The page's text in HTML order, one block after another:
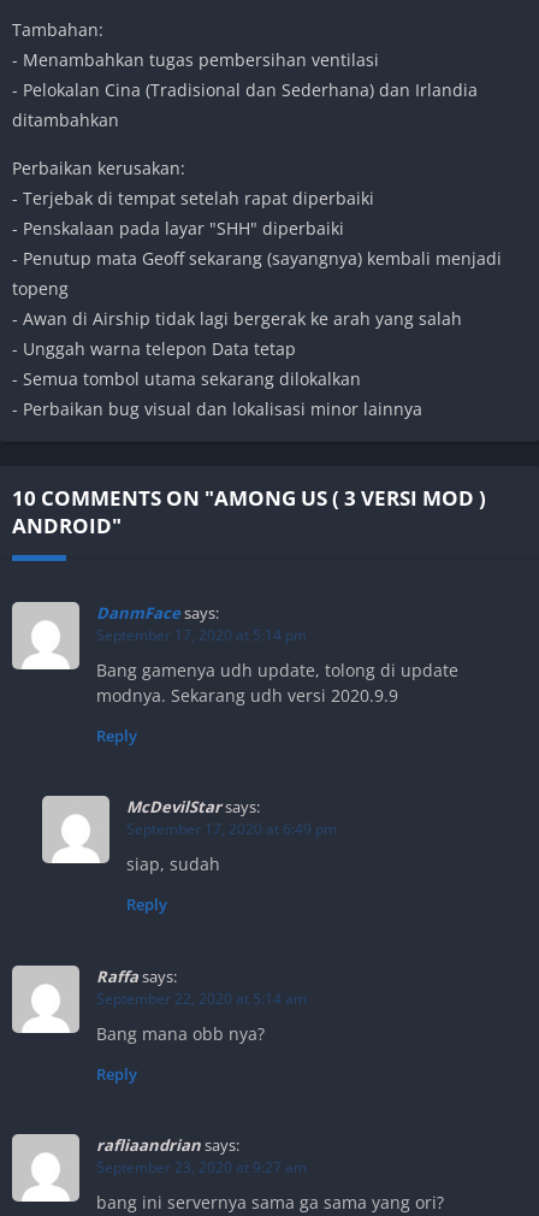
Tambahan:
- Menambahkan tugas pembersihan ventilasi
- Pelokalan Cina (Tradisional dan Sederhana) dan Irlandia
ditambahkan
Perbaikan kerusakan:
- Terjebak di tempat setelah rapat diperbaiki
- Penskalaan pada layar "SHH" diperbaiki
- Penutup mata Geoff sekarang (sayangnya) kembali menjadi
topeng
- Awan di Airship tidak lagi bergerak ke arah yang salah
- Unggah warna telepon Data tetap
- Semua tombol utama sekarang dilokalkan
- Perbaikan bug visual dan lokalisasi minor lainnya
10 COMMENTS ON "AMONG US ( 3 VERSI MOD )
ANDROID"
DanmFacesays:
September 17, 2020 at 5:14 pm
Bang gamenya udh update, tolong di update
modnya. Sekarang udh versi 2020.9.9
Reply
McDevilStarsays:
September 17, 2020 at 6:49 pm
siap, sudah
Reply
Raffasays:
September 22, 2020 at 5:14 am
Bang mana obb nya?
Reply
rafliaandriansays:
September 23, 2020 at 9:27 am
bang ini servernya sama ga sama yang ori?